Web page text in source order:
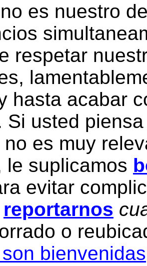
es nuestro
respetar
hasta acabar
Si usted
es muy
le suplicamos
evitar
reportarnos
o
bienvenidas